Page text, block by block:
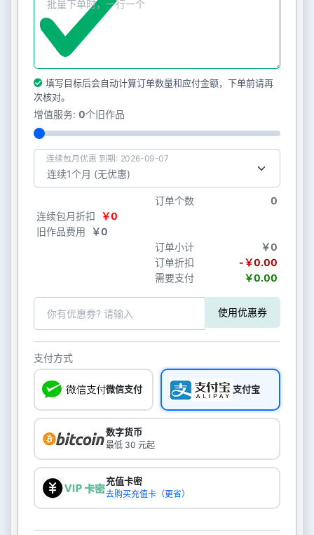
填写目标后会自动计算订单数量和应付金额，下单前请再
次核对。
增值服务: 0个旧作品
连续包月优惠 到期: 2026-09-07
订单个数
0
连续包月折扣
￥0
旧作品费用
￥0
订单小计
￥0
订单折扣
-￥0.00
需要支付
￥0.00
使用优惠券
支付方式
微信支付 支付宝
数字货币
最低 30 元起
充值卡密
去购买充值卡（更省）